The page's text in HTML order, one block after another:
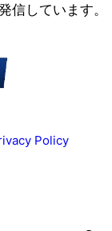
信しています。
Policy